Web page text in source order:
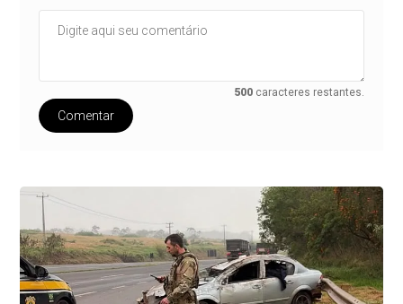
500 caracteres restantes.
Comentar